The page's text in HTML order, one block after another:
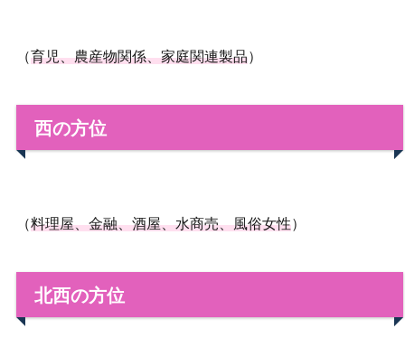
（育児、農産物関係、家庭関連製品）
西の方位
（料理屋、金融、酒屋、水商売、風俗女性）
北西の方位